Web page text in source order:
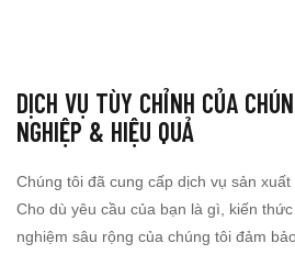
DỊCH VỤ TÙY CHỈNH CỦA
NGHIỆP & HIỆU QUẢ
Chúng tôi đã cung cấp dịch vụ sản xuất
Cho dù yêu cầu của bạn là gì, kiến
nghiệm sâu rộng của chúng tôi đảm